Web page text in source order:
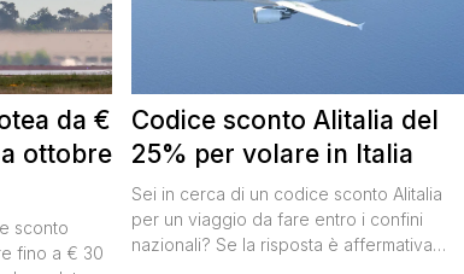
da €
ottobre
sconto
fino a € 30
Codice sconto Alitalia del
25% per volare in Italia
Sei in cerca di un codice sconto Alitalia
per un viaggio da fare entro i confini
nazionali? Se la risposta è affermativa